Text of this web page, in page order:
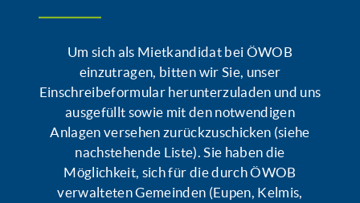
Um sich als Mietkandidat bei ÖWOB
einzutragen, bitten wir Sie, unser
Einschreibeformular herunterzuladen und uns
ausgefüllt sowie mit den notwendigen
Anlagen versehen zurückzuschicken (siehe
nachstehende Liste). Sie haben die
Möglichkeit, sich für die durch ÖWOB
verwalteten Gemeinden (Eupen, Kelmis,